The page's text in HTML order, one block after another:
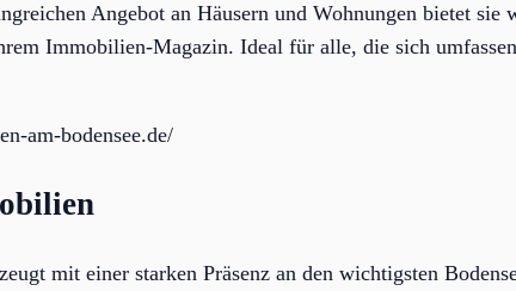
Angebot an Häusern und Wohnungen bietet
Immobilien-Magazin. Ideal für alle, die sich
am-bodensee.de/
mit einer starken Präsenz an den wichtigsten